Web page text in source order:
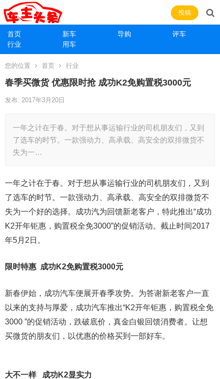
首页 新车 导购
评车
行业
用车
投稿
您的位置 首页 行业
春季买微货 优惠限时抢 成功K2免购置税3000元
发布: 2017年3月20日
一年之计在于春。对于想从事运输行业的司机朋友们，又到
了选车的时节。一款强动力、高承载、高安全的双排微货不
失为一…
一年之计在于春。对于想从事运输行业的司机朋友们，又到
了选车的时节。一款强动力、高承载、高安全的双排微货不
失为一个好的选择。成功汽为回馈新老客户，特此推出“成功
K2开年钜惠，购置税全免3000”的促销活动。截止时间2017
年5月2日。
限时特惠 成功K2免购置税3000元
新春伊始，成功汽车便展开春季攻势。为答谢新老客户一直
以来的支持与厚爱，成功汽车推出“K2开年钜惠，购置税全免
3000 ”的促销活动，跌破底价，真金白银回馈消费者。让想
买微货的朋友们，以优惠的价格买到一部好车。
大不一样 成功K2显实力